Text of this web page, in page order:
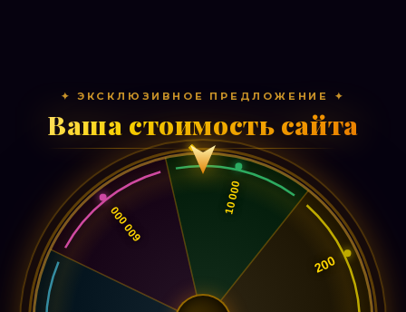
✦ ЭКСКЛЮЗИВНОЕ ПРЕДЛОЖЕНИЕ ✦
Ваша стоимость сайта